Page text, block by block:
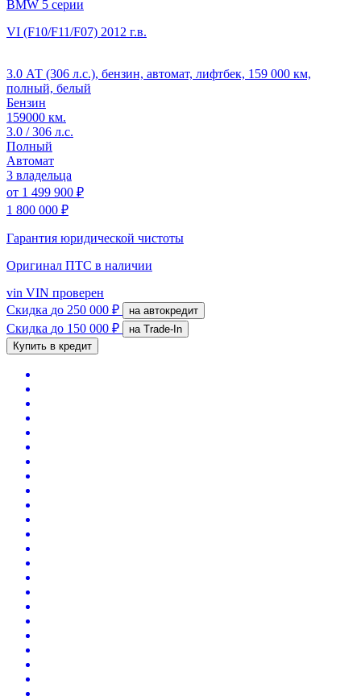
BMW 5 серии
VI (F10/F11/F07) 2012 г.в.
3.0 АТ (306 л.с.), бензин, автомат, лифтбек, 159 000 км,
полный, белый
Бензин
159000 км.
3.0 / 306 л.с.
Полный
Автомат
3 владельца
от 1 499 900 ₽
1 800 000 ₽
Гарантия юридической чистоты
Оригинал ПТС в наличии
vin VIN проверен
Скидка до 250 000 ₽ на автокредит
Скидка до 150 000 ₽
на Trade-In
Купить в кредит